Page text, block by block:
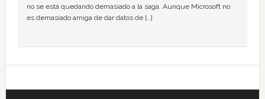
no se está quedando demasiado a la saga. Aunque Microsoft no
es demasiado amiga de dar datos de […]